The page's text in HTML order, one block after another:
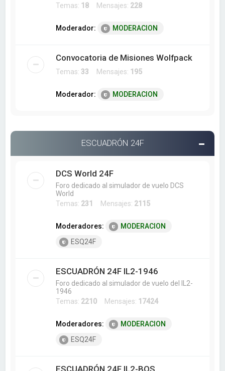
Temas: 18 Mensajes: 228
Moderador: MODERACION
Convocatoria de Misiones Wolfpack
Temas: 33 Mensajes: 195
Moderador: MODERACION
ESCUADRÓN 24F
DCS World 24F
Foro dedicado al simulador de vuelo DCS
World
Temas: 231 Mensajes: 2115
Moderadores:
MODERACION
ESQ24F
ESCUADRÓN 24F IL2-1946
Foro dedicado al simulador de vuelo del IL2-
1946
Temas: 2210 Mensajes: 17424
Moderadores:
MODERACION
ESQ24F
ESCUADRÓN 24F IL2-BOS